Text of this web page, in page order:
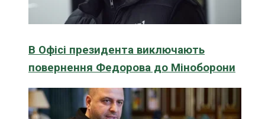
В Офісі президента виключають
повернення Федорова до Міноборони